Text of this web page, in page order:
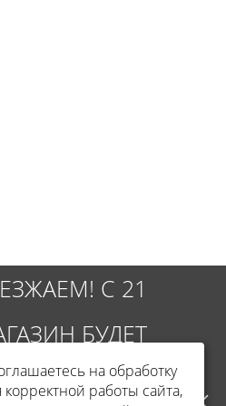
С 21
БУДЕТ
ПО НОВОМУ
на обработку
работы сайта,